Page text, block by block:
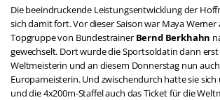
Die beeindruckende Leistungsentwicklung der
sich damit fort. Vor dieser Saison war Maya
Topgruppe von Bundestrainer Bernd Berkhahn
gewechselt. Dort wurde die Sportsoldatin dann
Weltmeisterin und an diesem Donnerstag nun
Europameisterin. Und zwischendurch hatte sie sich
und die 4x200m-Staffel auch das Ticket für die